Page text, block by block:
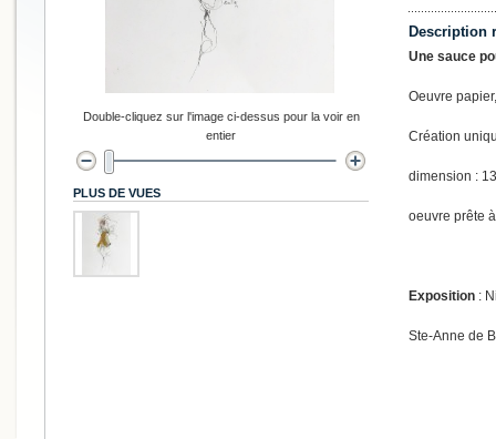
Description
Une sauce
Oeuvre
Création
dimension :
oeuvre prête
Exposition :
Ste-Anne de
Double-cliquez sur l'image ci-dessus pour la voir en
entier
PLUS DE VUES